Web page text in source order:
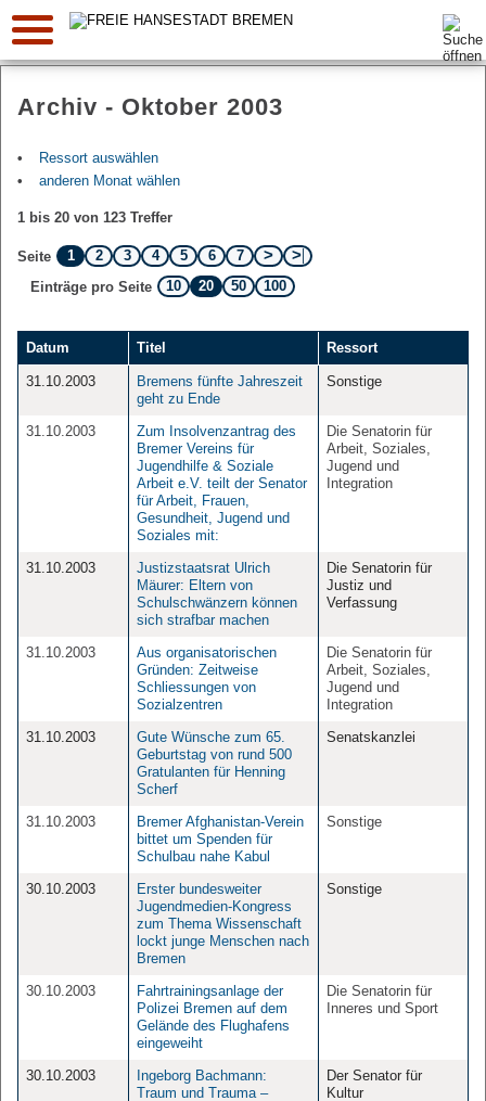
Suche:
Archiv - Oktober 2003
Ressort auswählen
anderen Monat wählen
1 bis 20 von 123 Treffer
Seite 1 2 3 4 5 6
7
Einträge pro Seite
10 20 50 100
Datum Titel Ressort
31.10.2003
Bremens fünfte Jahreszeit
geht zu Ende
Sonstige
31.10.2003
Zum Insolvenzantrag des
Bremer Vereins für
Jugendhilfe & Soziale
Arbeit e.V. teilt der Senator
für Arbeit, Frauen,
Gesundheit, Jugend und
Soziales mit:
Die Senatorin für
Arbeit, Soziales,
Jugend und
Integration
31.10.2003
Justizstaatsrat Ulrich
Mäurer: Eltern von
Schulschwänzern können
sich strafbar machen
Die Senatorin für
Justiz und
Verfassung
31.10.2003
Aus organisatorischen
Gründen: Zeitweise
Schliessungen von
Sozialzentren
Die Senatorin für
Arbeit, Soziales,
Jugend und
Integration
31.10.2003
Gute Wünsche zum 65.
Geburtstag von rund 500
Gratulanten für Henning
Scherf
Senatskanzlei
31.10.2003
Bremer Afghanistan-Verein
bittet um Spenden für
Schulbau nahe Kabul
Sonstige
30.10.2003
Erster bundesweiter
Jugendmedien-Kongress
zum Thema Wissenschaft
lockt junge Menschen nach
Bremen
Sonstige
30.10.2003
Fahrtrainingsanlage der
Polizei Bremen auf dem
Gelände des Flughafens
eingeweiht
Die Senatorin für
Inneres und Sport
30.10.2003
Ingeborg Bachmann:
Traum und Trauma –
Der Senator für
Kultur